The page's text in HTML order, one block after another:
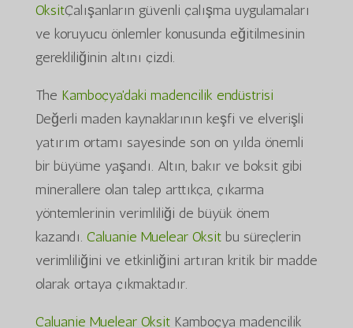
OksitÇalışanların güvenli çalışma uygulamaları
ve koruyucu önlemler konusunda eğitilmesinin
gerekliliğinin altını çizdi.
The Kamboçya'daki madencilik endüstrisi
Değerli maden kaynaklarının keşfi ve elverişli
yatırım ortamı sayesinde son on yılda önemli
bir büyüme yaşandı. Altın, bakır ve boksit gibi
minerallere olan talep arttıkça, çıkarma
yöntemlerinin verimliliği de büyük önem
kazandı. Caluanie Muelear Oksitbu süreçlerin
verimliliğini ve etkinliğini artıran kritik bir madde
olarak ortaya çıkmaktadır.
Caluanie Muelear OksitKamboçya madencilik